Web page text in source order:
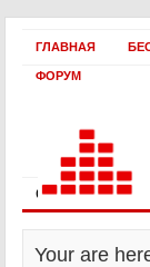
ГЛАВНАЯ
ФОРУМ
Статьи и видео
Your are